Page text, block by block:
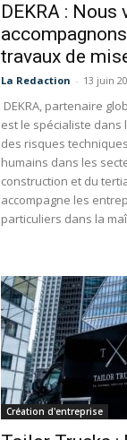
DEKRA : Nous
travaux de
La Redaction - 13 juin
DEKRA, partenaire
est le spécialiste
des risques
humains dans les
construction et du
accompagne les
particuliers dans la
Création d'entreprise